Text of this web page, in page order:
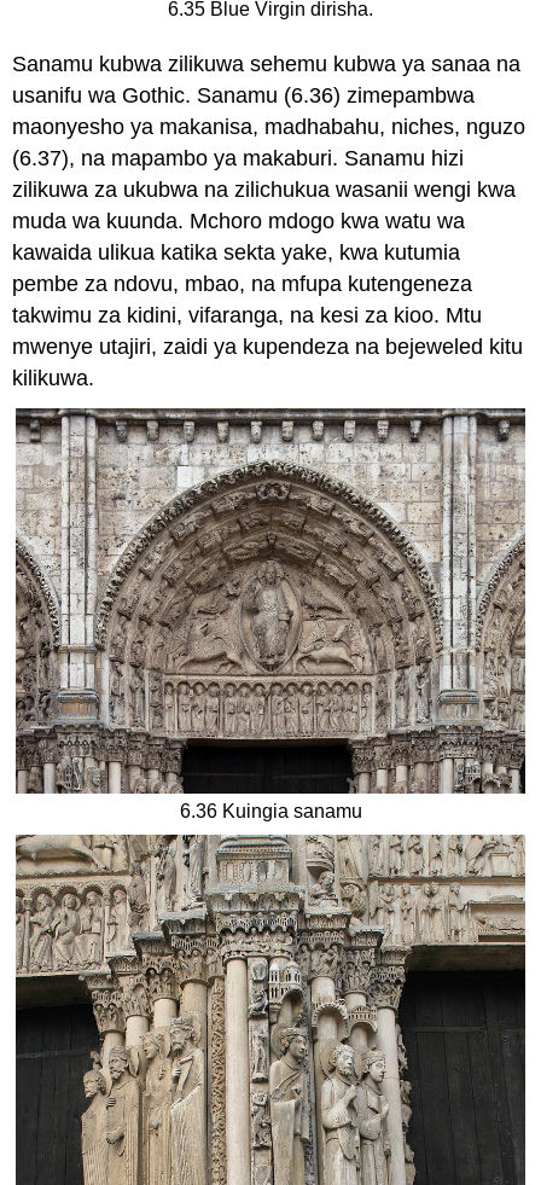
6.35 Blue Virgin dirisha.
Sanamu kubwa zilikuwa sehemu kubwa ya sanaa na
usanifu wa Gothic. Sanamu (6.36) zimepambwa
maonyesho ya makanisa, madhabahu, niches, nguzo
(6.37), na mapambo ya makaburi. Sanamu hizi
zilikuwa za ukubwa na zilichukua wasanii wengi kwa
muda wa kuunda. Mchoro mdogo kwa watu wa
kawaida ulikua katika sekta yake, kwa kutumia
pembe za ndovu, mbao, na mfupa kutengeneza
takwimu za kidini, vifaranga, na kesi za kioo. Mtu
mwenye utajiri, zaidi ya kupendeza na bejeweled kitu
kilikuwa.
6.36 Kuingia sanamu